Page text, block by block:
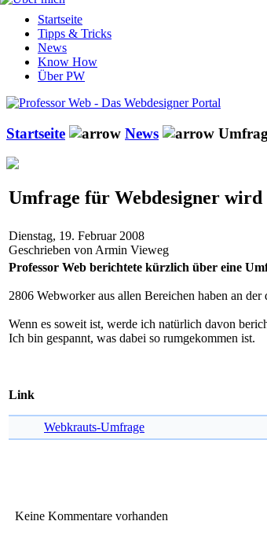
Startseite
Tipps & Tricks
News
Know How
Über PW
Startseite News
Umfrage für Webdesigner wird
Dienstag, 19. Februar 2008
Geschrieben von Armin Vieweg
Professor Web berichtete kürzlich über eine
2806 Webworker aus allen Bereichen haben an
Wenn es soweit ist, werde ich natürlich davon
Ich bin gespannt, was dabei so rumgekommen ist.
Link
Webkrauts-Umfrage
Keine Kommentare vorhanden